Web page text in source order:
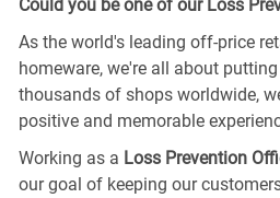
Could you be one of our Loss
As the world's leading off-price
homeware, we're all about
thousands of shops worldwide,
positive and memorable
Working as a Loss Prevention
our goal of keeping our